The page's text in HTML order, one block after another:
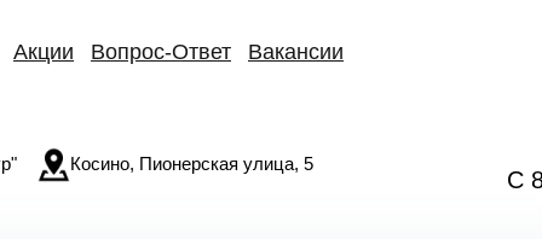
Акции Вопрос-Ответ Вакансии
Косино, Пионерская улица, 5
С